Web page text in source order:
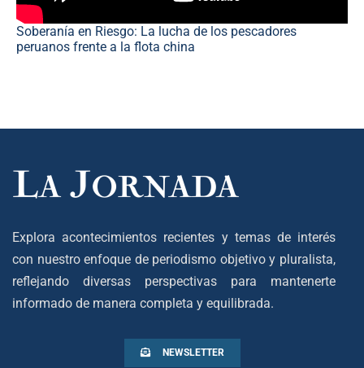
Soberanía en Riesgo: La lucha de los pescadores
peruanos frente a la flota china
Explora acontecimientos recientes y temas de interés
con nuestro enfoque de periodismo objetivo y pluralista,
reflejando diversas perspectivas para mantenerte
informado de manera completa y equilibrada.
NEWSLETTER